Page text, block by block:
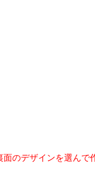
のデザインを選んで